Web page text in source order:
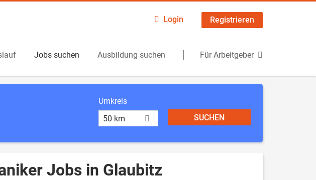
Login Registrieren
Jobs suchen Ausbildung suchen Für Arbeitgeber
Umkreis
50 km
Jobs in Glaubitz